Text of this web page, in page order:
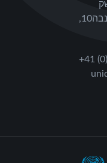
ארמון האומות1211ז'נבה10,
+41